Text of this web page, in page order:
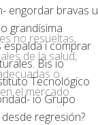
engordar bravas u
grandísima
espalda i comprar
Bis io
Tecnológico
io Grupo
regresión?
no resueltas,
de la salud,
o
el mercado.